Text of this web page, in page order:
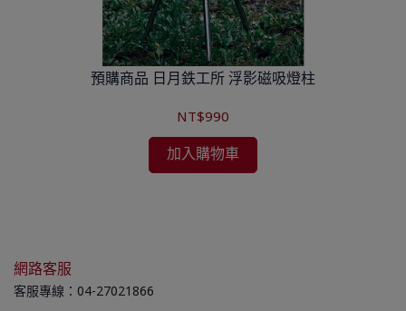
預購商品 日月鉄工所 浮影磁吸燈柱
NT$990
加入購物車
網路客服
客服專線：04-27021866